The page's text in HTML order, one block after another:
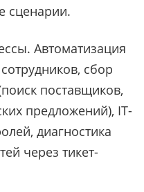
сценарии.
Автоматизация
сбор
поставщиков,
предложений), IT-
диагностика
через тикет-